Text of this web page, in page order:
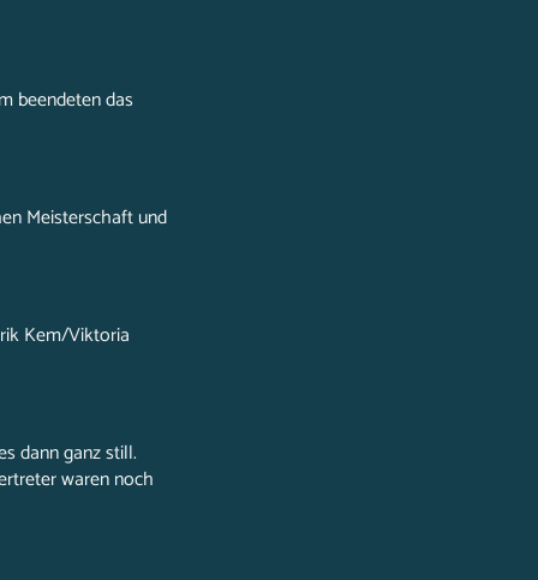
beendeten das
Meisterschaft und
Kem/Viktoria
dann ganz still.
waren noch